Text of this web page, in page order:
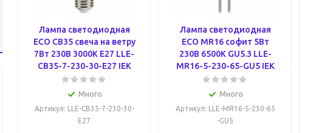
Лампа светодиодная
ECO CB35 свеча на ветру
7Вт 230В 3000К E27 LLE-
CB35-7-230-30-E27 IEK
Много
Артикул: LLE-CB35-7-230-30-
E27
Лампа светодиодная
ECO MR16 софит 5Вт
230В 6500К GU5.3 LLE-
MR16-5-230-65-GU5 IEK
Много
Артикул: LLE-MR16-5-230-65
-GU5